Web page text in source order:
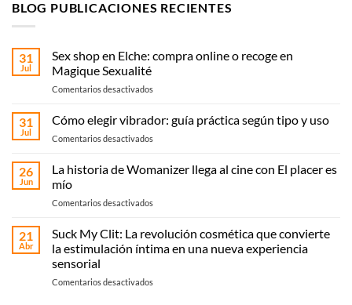
BLOG PUBLICACIONES RECIENTES
31
Jul
Sex shop en Elche: compra online o recoge en
Magique Sexualité
Comentarios desactivadosen
shop
Elche:
online
en
Sexualité
31
Jul
Cómo elegir vibrador: guía práctica según tipo y uso
Comentarios desactivadosen
elegir
práctica
tipo
26
Jun
La historia de Womanizer llega al cine con El placer es
mío
Comentarios desactivadosen
historia
Womanizer
al
21
Abr
Suck My Clit: La revolución cosmética que convierte
la estimulación íntima en una nueva experiencia
sensorial
Comentarios desactivadosen